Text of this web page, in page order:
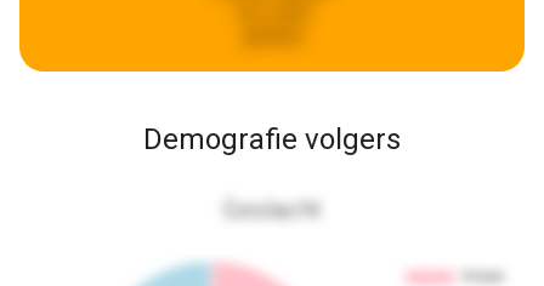
Demografie volgers
Geslacht